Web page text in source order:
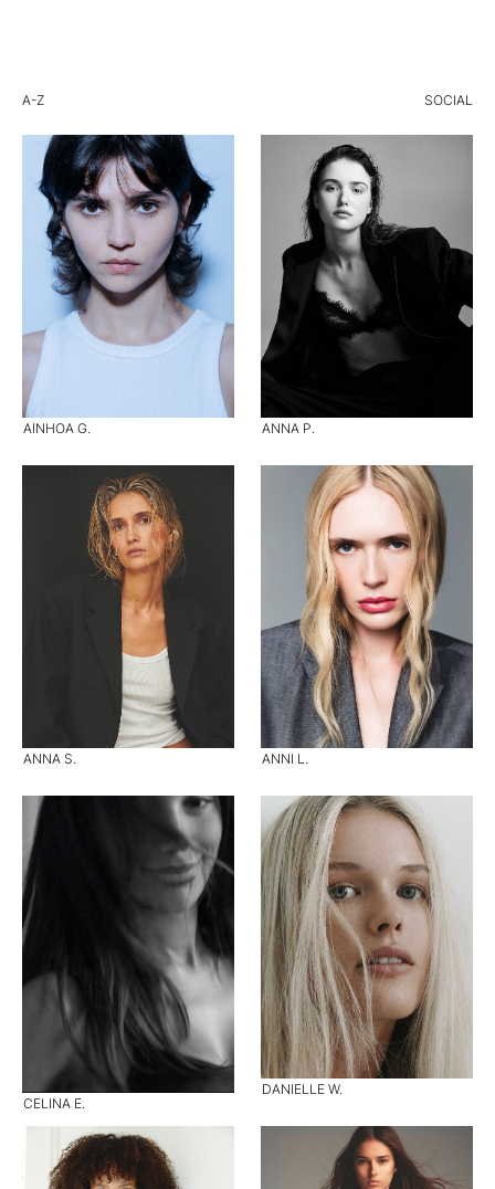
A-Z SOCIAL
AINHOA G. ANNA P.
ANNA S. ANNI L.
CELINA E.
DANIELLE W.